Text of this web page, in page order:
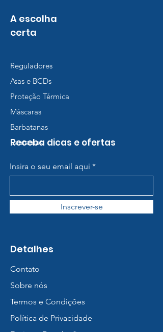
A escolha
certa
Reguladores
Asas e BCDs
Proteção Térmica
Máscaras
Barbatanas
Lanternas
Receba dicas e ofertas
Insira o seu email aqui
Inscrever-se
Detalhes
Contato
Sobre nós
Termos e Condições
Política de Privacidade